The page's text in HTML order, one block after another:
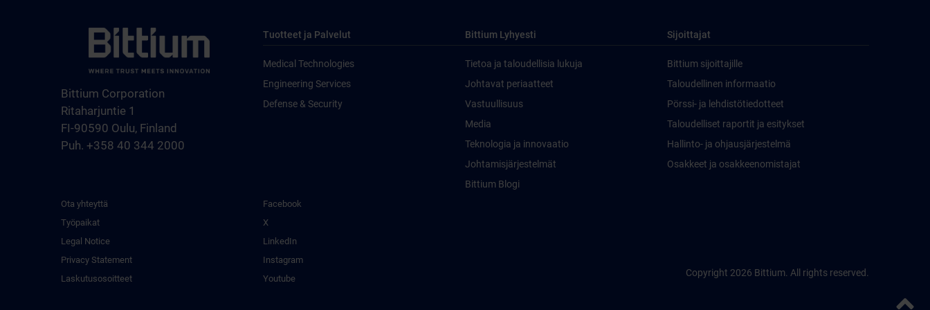
Bittium Corporation
Ritaharjuntie 1
FI-90590 Oulu, Finland
Puh. +358 40 344 2000
Tuotteet ja Palvelut
Medical Technologies
Engineering Services
Defense & Security
Bittium Lyhyesti
Tietoa ja taloudellisia lukuja
Johtavat periaatteet
Vastuullisuus
Media
Teknologia ja innovaatio
Johtamisjärjestelmät
Bittium Blogi
Sijoittajat
Bittium sijoittajille
Taloudellinen informaatio
Pörssi- ja lehdistötiedotteet
Taloudelliset raportit ja esitykset
Hallinto- ja ohjausjärjestelmä
Osakkeet ja osakkeenomistajat
Ota yhteyttä
Työpaikat
Legal Notice
Privacy Statement
Laskutusosoitteet
Facebook
X
LinkedIn
Instagram
Youtube
Copyright 2026 Bittium. All rights reserved.